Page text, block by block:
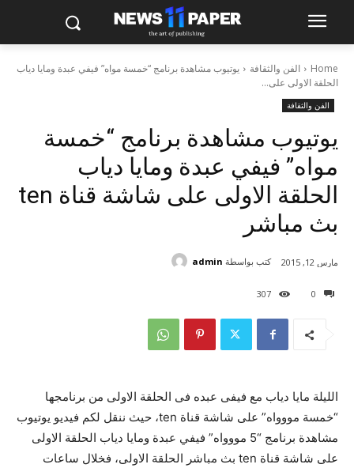
Home الفن والثقافة
يوتيوب مشاهدة برنامج “خمسة مواه” فيفي عبدة ومايا دياب
الحلقة الاولى على...
الفن والثقافة
يوتيوب مشاهدة برنامج “خمسة
مواه” فيفي عبدة ومايا دياب
الحلقة الاولى على شاشة قناة ten
بث مباشر
0
307
مارس 12, 2015 كتب بواسطة admin
الليلة مايا دياب مع فيفى عبده فى الحلقة الاولى من برنامجها
“خمسة مووواه” على شاشة قناة ten، حيث ننقل لكم فيديو يوتيوب
مشاهدة برنامج “5 مووواه” فيفي عبدة ومايا دياب الحلقة الاولى
على شاشة قناة ten بث مباشر الحلقة الاولى، فخلال ساعات